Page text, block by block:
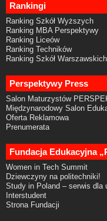
Rankingi
Ranking Szkół Wyższych
Ranking MBA Perspektywy
Ranking Liceów
Ranking Techników
Ranking Szkół Warszawskich
Perspektywy Press
Salon Maturzystów
Międzynarodowy Salon
Oferta Reklamowa
Prenumerata
Fundacja Edukacyjna
Women in Tech Summit
Dziewczyny na politechniki!
Study in Poland – serwis dla
Interstudent
Strona Fundacji